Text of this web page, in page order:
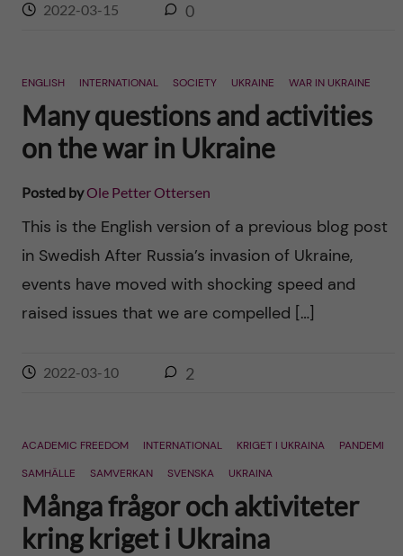
2022-03-15 0
ENGLISH INTERNATIONAL SOCIETY UKRAINE WAR IN UKRAINE
Many questions and activities
on the war in Ukraine
Posted byOle Petter Ottersen
This is the English version of a previous blog post
in Swedish After Russia’s invasion of Ukraine,
events have moved with shocking speed and
raised issues that we are compelled […]
2022-03-10 2
ACADEMIC FREEDOM INTERNATIONAL KRIGET I UKRAINA
PANDEMI
SAMHÄLLE
SAMVERKAN SVENSKA UKRAINA
Många frågor och aktiviteter
kring kriget i Ukraina